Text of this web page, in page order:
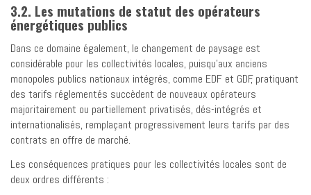
3.2. Les mutations de statut des opérateurs
énergétiques publics
Dans ce domaine également, le changement de paysage est
considérable pour les collectivités locales, puisqu’aux anciens
monopoles publics nationaux intégrés, comme EDF et GDF, pratiquant
des tarifs réglementés succèdent de nouveaux opérateurs
majoritairement ou partiellement privatisés, dés-intégrés et
internationalisés, remplaçant progressivement leurs tarifs par des
contrats en offre de marché.
Les conséquences pratiques pour les collectivités locales sont de
deux ordres différents :